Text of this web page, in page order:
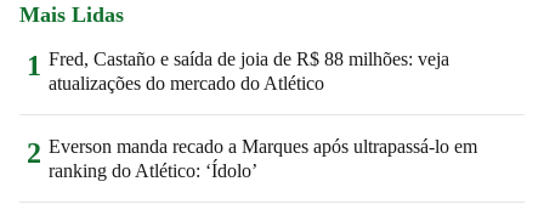
Mais Lidas
1 Fred, Castaño e saída de joia de R$ 88 milhões: veja
atualizações do mercado do Atlético
2 Everson manda recado a Marques após ultrapassá-lo em
ranking do Atlético: ‘Ídolo’